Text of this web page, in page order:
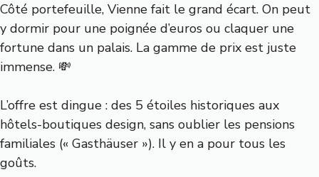
Côté portefeuille, Vienne fait le grand écart. On peut
y dormir pour une poignée d’euros ou claquer une
fortune dans un palais. La gamme de prix est juste
immense. 💸
L’offre est dingue : des 5 étoiles historiques aux
hôtels-boutiques design, sans oublier les pensions
familiales (« Gasthäuser »). Il y en a pour tous les
goûts.